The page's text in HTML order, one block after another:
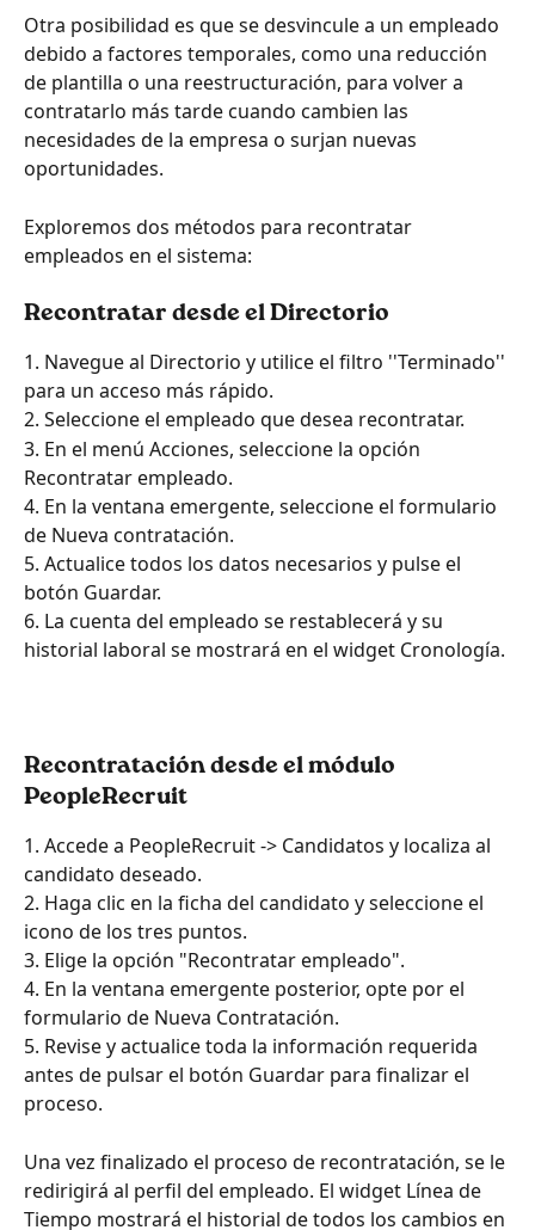
Otra posibilidad es que se desvincule a un empleado
debido a factores temporales, como una reducción
de plantilla o una reestructuración, para volver a
contratarlo más tarde cuando cambien las
necesidades de la empresa o surjan nuevas
oportunidades.
Exploremos dos métodos para recontratar
empleados en el sistema:
Recontratar desde el Directorio
1. Navegue al Directorio y utilice el filtro ''Terminado''
para un acceso más rápido.
2. Seleccione el empleado que desea recontratar.
3. En el menú Acciones, seleccione la opción
Recontratar empleado.
4. En la ventana emergente, seleccione el formulario
de Nueva contratación.
5. Actualice todos los datos necesarios y pulse el
botón Guardar.
6. La cuenta del empleado se restablecerá y su
historial laboral se mostrará en el widget Cronología.
Recontratación desde el módulo
PeopleRecruit
1. Accede a PeopleRecruit -> Candidatos y localiza al
candidato deseado.
2. Haga clic en la ficha del candidato y seleccione el
icono de los tres puntos.
3. Elige la opción "Recontratar empleado".
4. En la ventana emergente posterior, opte por el
formulario de Nueva Contratación.
5. Revise y actualice toda la información requerida
antes de pulsar el botón Guardar para finalizar el
proceso.
Una vez finalizado el proceso de recontratación, se le
redirigirá al perfil del empleado. El widget Línea de
Tiempo mostrará el historial de todos los cambios en